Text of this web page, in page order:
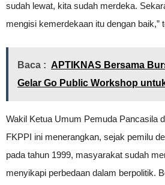
sudah lewat, kita sudah merdeka.
mengisi kemerdekaan itu dengan baik,”
Baca : APTIKNAS Bersama
Gelar Go Public Workshop
Wakil Ketua Umum Pemuda Pancasila
FKPPI ini menerangkan, sejak pemilu
pada tahun 1999, masyarakat sudah
menyikapi perbedaan dalam berpolitik.